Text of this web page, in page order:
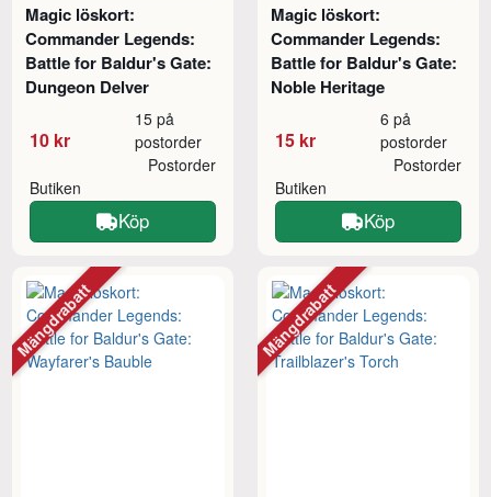
Magic löskort:
Commander Legends:
Battle for Baldur's Gate:
Dungeon Delver
10 kr
15 på
postorder
Butiken
Postorder
Köp
Magic löskort:
Commander Legends:
Battle for Baldur's Gate:
Noble Heritage
15 kr
6 på
postorder
Butiken
Postorder
Köp
Mängdrabatt Mängdrabatt